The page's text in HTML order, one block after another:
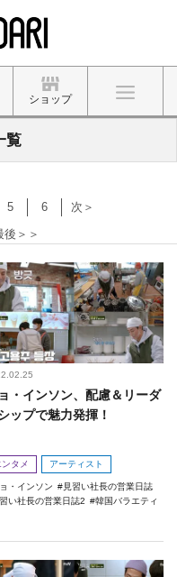
ショップ
覧
5 6
次＞
後＞＞
・インソン、配慮＆リーダ
ップで魅力発揮！
ンタメ アーティスト
・インソン
見習い社長の営業日誌
い社長の営業日誌2
韓国バラエティ